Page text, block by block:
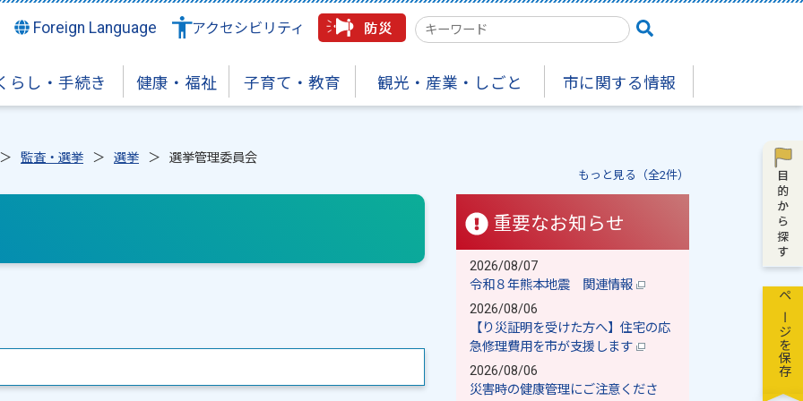
Foreign Language アクセシビリティ
検
ー
らし・手続き 健康・福祉 子育て・教育 観光・産業・しごと 市に関する情報
監査・選挙 選挙 選挙管理委員会
もっと見る（全2件）
重要なお知らせ
2026/08/07
令和８年熊本地震 関連情報
2026/08/06
【り災証明を受けた方へ】住宅の応
急修理費用を市が支援します
2026/08/06
災害時の健康管理にご注意くださ
ページを保存